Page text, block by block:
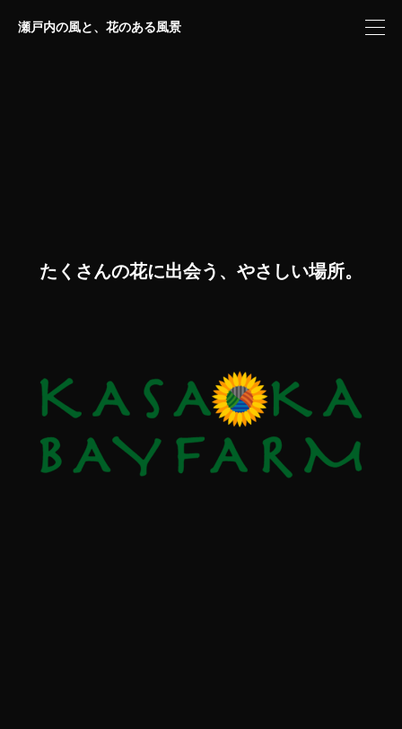
瀬戸内の風と、花のある風景
たくさんの花に出会う、やさしい場所。